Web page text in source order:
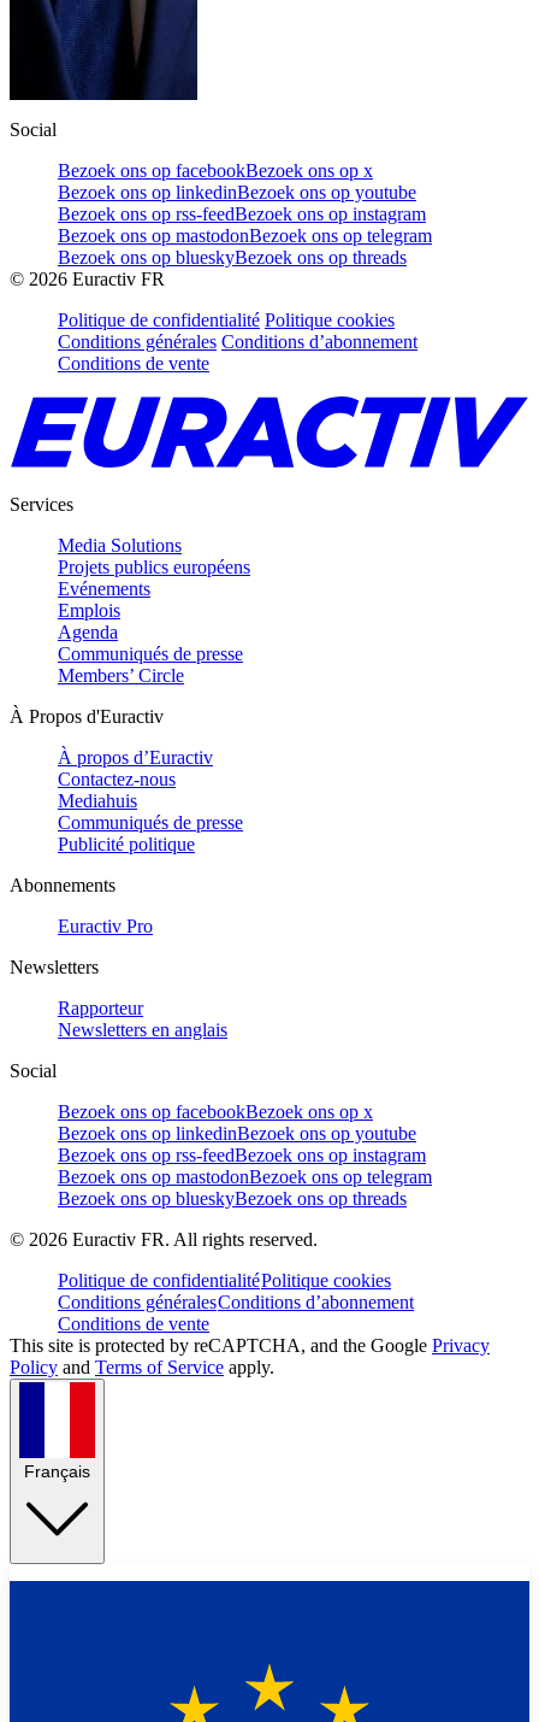
Social
Bezoek ons op facebookBezoek ons op x
Bezoek ons op linkedinBezoek ons op youtube
Bezoek ons op rss-feedBezoek ons op instagram
Bezoek ons op mastodonBezoek ons op telegram
Bezoek ons op blueskyBezoek ons op threads
© 2026 Euractiv FR
Politique de confidentialité Politique cookies
Conditions générales Conditions d’abonnement
Conditions de vente
Services
Media Solutions
Projets publics européens
Evénements
Emplois
Agenda
Communiqués de presse
Members’ Circle
À Propos d'Euractiv
À propos d’Euractiv
Contactez-nous
Mediahuis
Communiqués de presse
Publicité politique
Abonnements
Euractiv Pro
Newsletters
Rapporteur
Newsletters en anglais
Social
Bezoek ons op facebookBezoek ons op x
Bezoek ons op linkedinBezoek ons op youtube
Bezoek ons op rss-feedBezoek ons op instagram
Bezoek ons op mastodonBezoek ons op telegram
Bezoek ons op blueskyBezoek ons op threads
© 2026 Euractiv FR. All rights reserved.
Politique de confidentialitéPolitique cookies
Conditions généralesConditions d’abonnement
Conditions de vente
This site is protected by reCAPTCHA, and the Google Privacy
Policy and Terms of Service apply.
Français